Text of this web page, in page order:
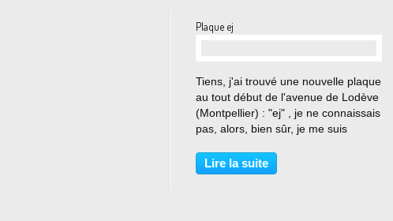
Plaque ej
Tiens, j'ai trouvé une nouvelle plaque
au tout début de l'avenue de Lodève
(Montpellier) : "ej" , je ne connaissais
pas, alors, bien sûr, je me suis
americano-internationale. En réalité
les deux lettres correspondent...
Lire la suite